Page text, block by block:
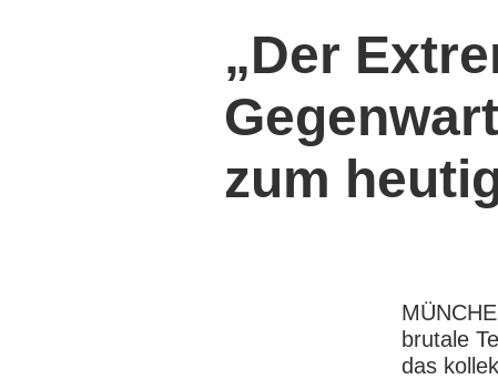
„Der
zum
brutale
das